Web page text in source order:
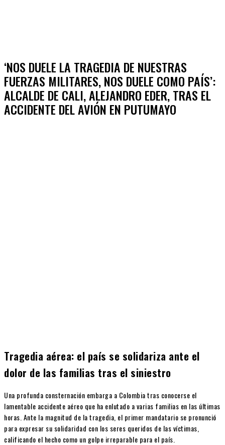
‘NOS DUELE LA TRAGEDIA DE NUESTRAS
FUERZAS MILITARES, NOS DUELE COMO PAÍS’:
ALCALDE DE CALI, ALEJANDRO EDER, TRAS EL
ACCIDENTE DEL AVIÓN EN PUTUMAYO
Tragedia aérea: el país se solidariza ante el
dolor de las familias tras el siniestro
Una profunda consternación embarga a Colombia tras conocerse el
lamentable accidente aéreo que ha enlutado a varias familias en las últimas
horas. Ante la magnitud de la tragedia, el primer mandatario se pronunció
para expresar su solidaridad con los seres queridos de las víctimas,
calificando el hecho como un golpe irreparable para el país.